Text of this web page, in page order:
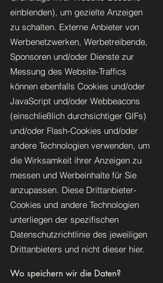
einblenden), um gezielte Anzeigen
zu schalten. Externe Anbieter von
Werbenetzwerken, Werbetreibende,
Sponsoren und/oder Dienste zur
Messung des Website-Traffics
können ebenfalls Cookies und/oder
JavaScript und/oder Webbeacons
(einschließlich durchsichtiger GIFs)
und/oder Flash-Cookies und/oder
andere Technologien verwenden, um
die Wirksamkeit ihrer Anzeigen zu
messen und Werbeinhalte für Sie
anzupassen. Diese Drittanbieter-
Cookies und andere Technologien
unterliegen der spezifischen
Datenschutzrichtlinie des jeweiligen
Drittanbieters und nicht dieser hier.
Wo speichern wir die Daten?